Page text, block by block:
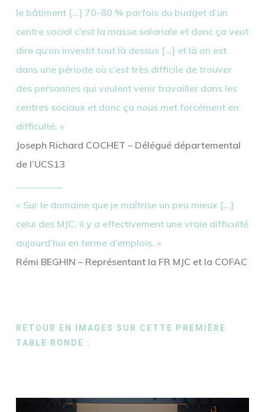
le bâtiment […] 70-80 % parfois du budget d’un
centre social c’est la masse salariale et donc ça veut
dire qu’on investit tout là dessus […] et là on est
dans une période où c’est très difficile de trouver
des personnes qui veulent venir travailler dans les
centres sociaux et donc ça nous met forcément en
difficulté. »
Joseph Richard COCHET – Délégué départemental
de l’UCS13
« Sur le domaine que je maîtrise un peu mieux […]
celui des MJC, il y a effectivement une vraie difficulté
aujourd’hui en terme d’emplois. »
Rémi BEGHIN – Représentant la FR MJC et la COFAC
RETOUR EN IMAGES SUR CETTE PREMIÈRE
TABLE RONDE :